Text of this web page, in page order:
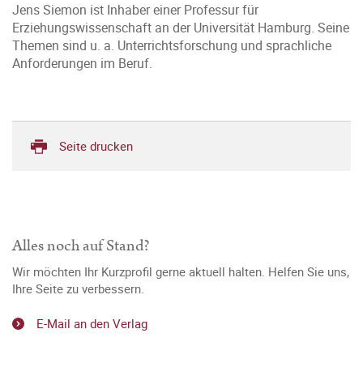
Jens Siemon ist Inhaber einer Professur für
Erziehungswissenschaft an der Universität Hamburg. Seine
Themen sind u. a. Unterrichtsforschung und sprachliche
Anforderungen im Beruf.
Seite drucken
Alles noch auf Stand?
Wir möchten Ihr Kurzprofil gerne aktuell halten. Helfen Sie uns,
Ihre Seite zu verbessern.
E-Mail an den Verlag